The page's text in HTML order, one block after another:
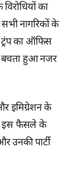
का
नागरिकों के
ट्रंप का ऑफिस
बचता हुआ नजर
इमिग्रेशन के
इस फैसले के
उनकी पार्टी